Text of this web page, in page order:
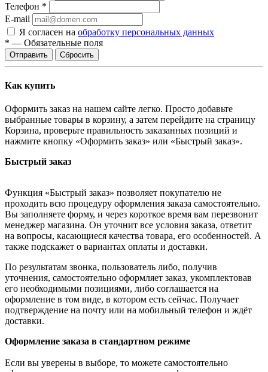
Телефон *
E-mail
Я согласен на обработку персональных данных
* — Обязательные поля
Сбросить
Как купить
Оформить заказ на нашем сайте легко. Просто добавьте
выбранные товары в корзину, а затем перейдите на страницу
Корзина, проверьте правильность заказанных позиций и
нажмите кнопку «Оформить заказ» или «Быстрый заказ».
Быстрый заказ
Функция «Быстрый заказ» позволяет покупателю не
проходить всю процедуру оформления заказа самостоятельно.
Вы заполняете форму, и через короткое время вам перезвонит
менеджер магазина. Он уточнит все условия заказа, ответит
на вопросы, касающиеся качества товара, его особенностей. А
также подскажет о вариантах оплаты и доставки.
По результатам звонка, пользователь либо, получив
уточнения, самостоятельно оформляет заказ, укомплектовав
его необходимыми позициями, либо соглашается на
оформление в том виде, в котором есть сейчас. Получает
подтверждение на почту или на мобильный телефон и ждёт
доставки.
Оформление заказа в стандартном режиме
Если вы уверены в выборе, то можете самостоятельно